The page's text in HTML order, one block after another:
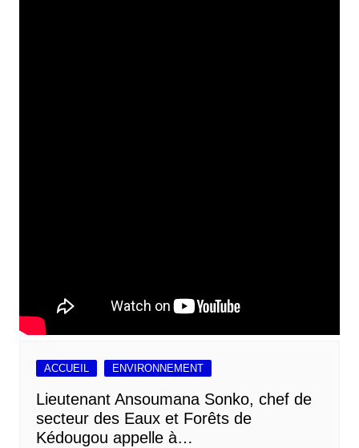
ACCUEIL ENVIRONNEMENT
Lieutenant Ansoumana Sonko, chef de
secteur des Eaux et Forêts de
Kédougou appelle à…